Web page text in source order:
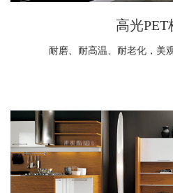
高光PET
耐磨、耐高温、耐老化，美